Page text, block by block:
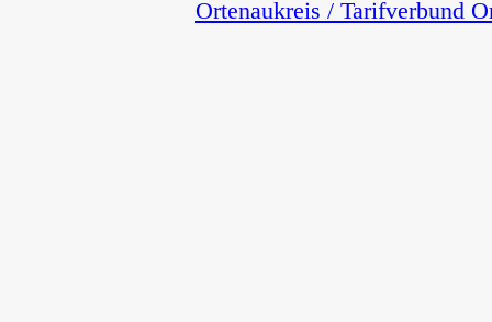
Ortenaukreis / Tarifverbund